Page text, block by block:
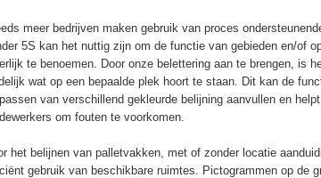
meer bedrijven maken gebruik van proces
5S kan het nuttig zijn om de functie van gebieden en/of
te benoemen. Door onze belettering aan te brengen, is
wat op een bepaalde plek hoort te staan. Dit kan de
van verschillend gekleurde belijning aanvullen en
om fouten te voorkomen.
het belijnen van palletvakken, met of zonder locatie
gebruik van beschikbare ruimtes. Pictogrammen op de